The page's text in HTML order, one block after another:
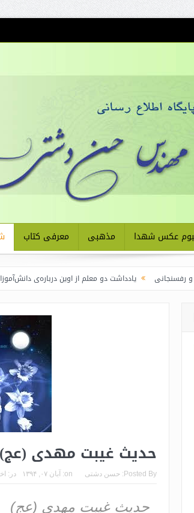
عکس شهدا مذهبی معرفی کتاب
یادداشت دو معلم از اوین درباره‌ی دانش‌آموزانی که
حدیث غیبت مهدی (عج)
Posted By: حسن دشتی on: آبان ۰۷, ۱۳۹۴ در:
حدیث غیبت مهدی (عج)